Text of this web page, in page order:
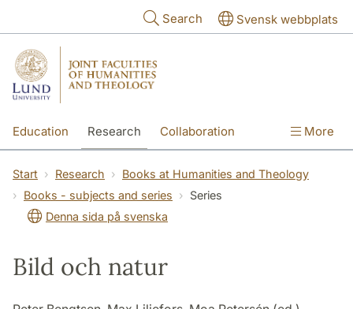
Search Svensk webbplats
Education Research Collaboration More
Start Research
Books at Humanities and Theology
Books - subjects and series
Series
Denna sida på svenska
Bild och natur